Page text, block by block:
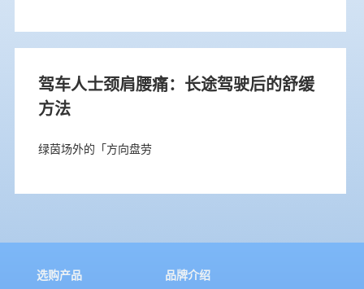
驾车人士颈肩腰痛：长途驾驶后的舒缓
方法
绿茵场外的「方向盘劳
选购产品 品牌介绍